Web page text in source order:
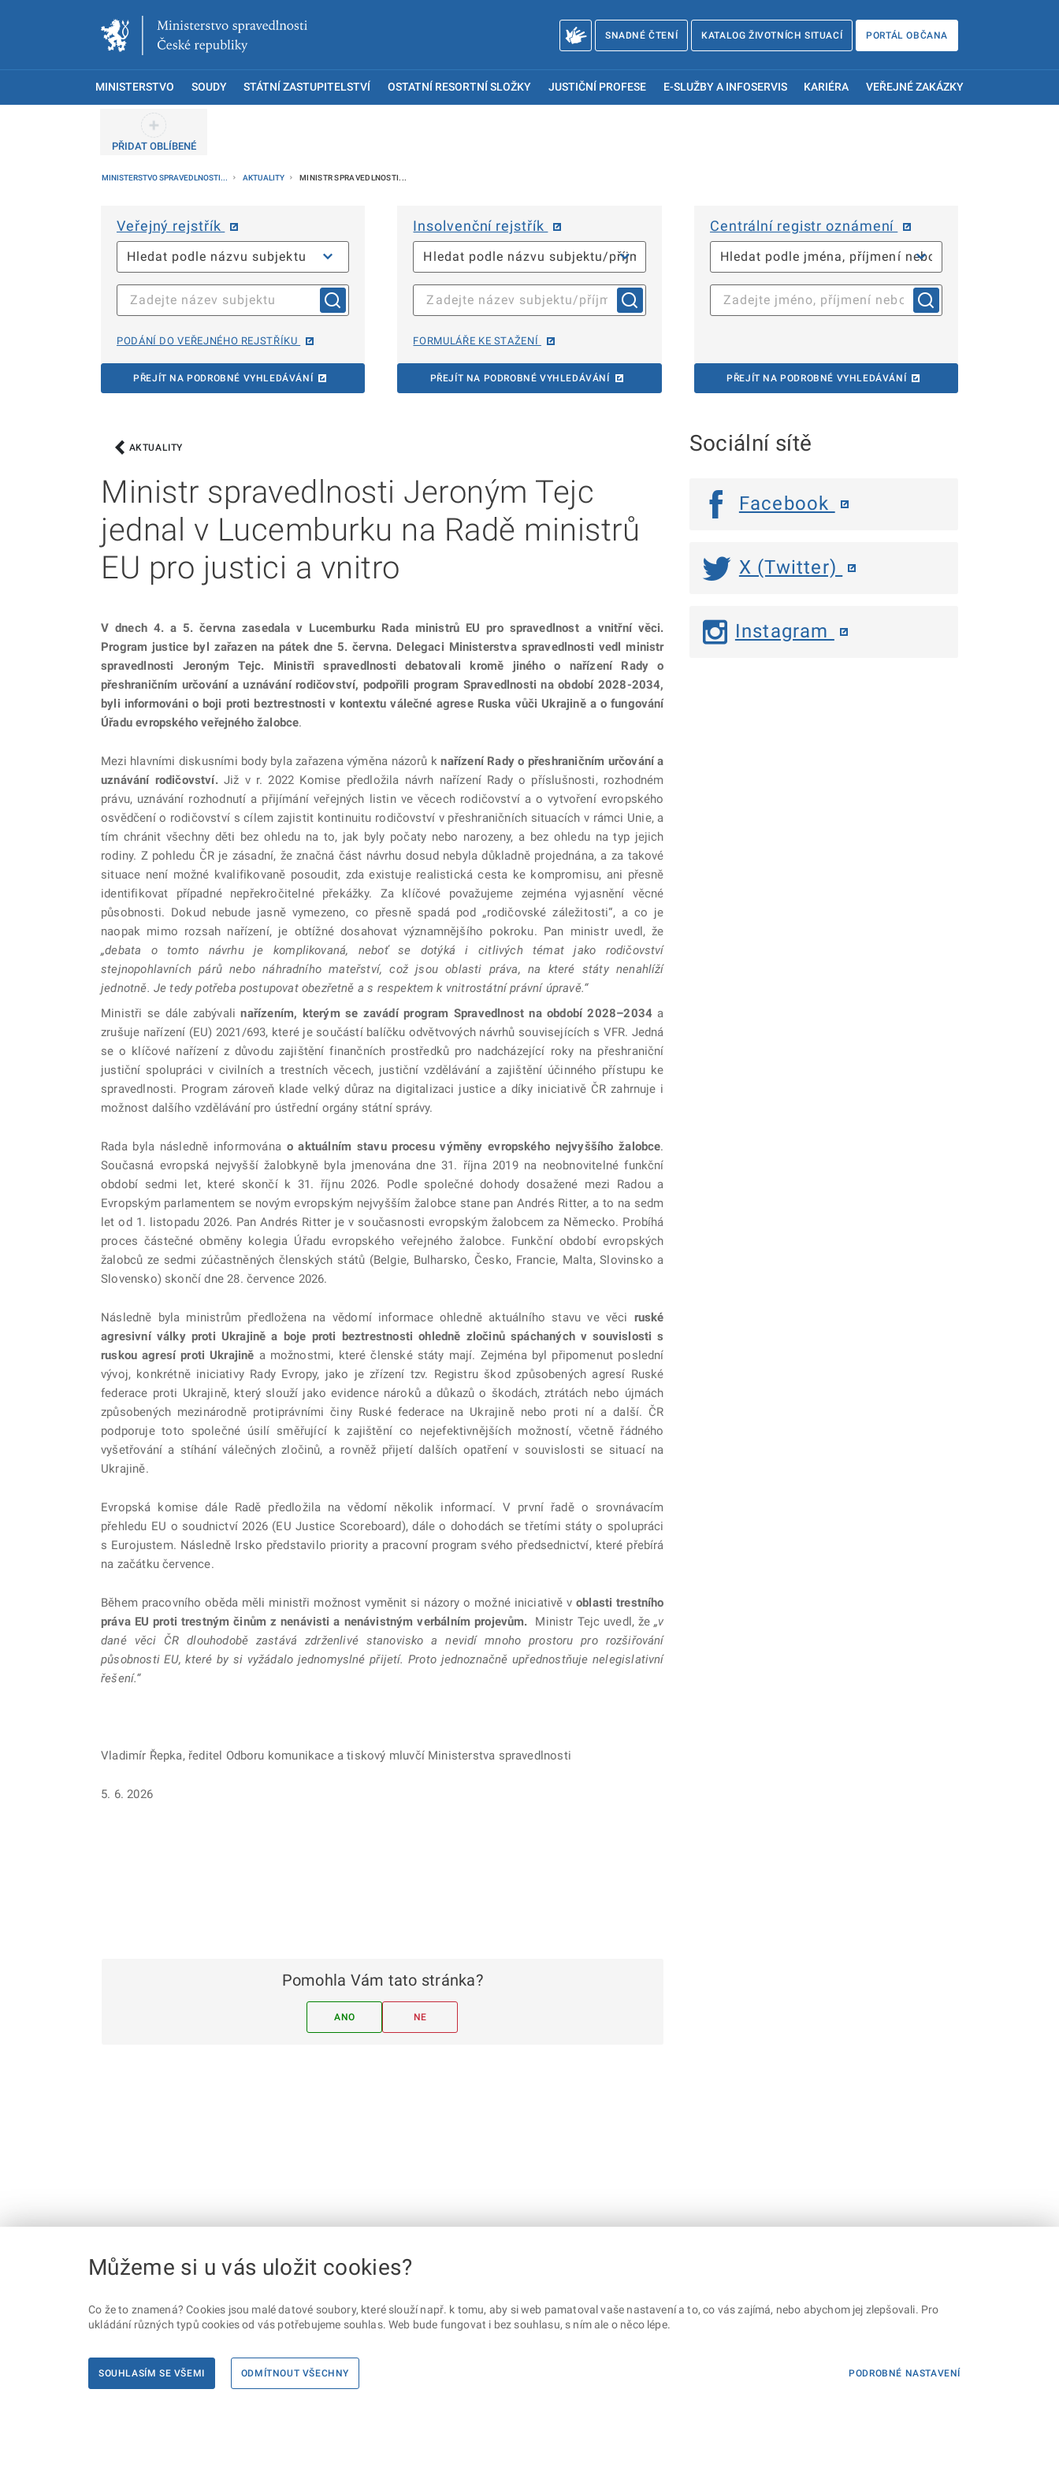
SNADNÉ ČTENÍ KATALOG ŽIVOTNÍCH SITUACÍ PORTÁL OBČANA
MINISTERSTVO SOUDY STÁTNÍ ZASTUPITELSTVÍ OSTATNÍ RESORTNÍ SLOŽKY JUSTIČNÍ PROFESE E-SLUŽBY A INFOSERVIS KARIÉRA VEŘEJNÉ ZAKÁZKY
PŘIDAT OBLÍBENÉ
MINISTERSTVO SPRAVEDLNOSTI... AKTUALITY MINISTR SPRAVEDLNOSTI...
Veřejný rejstřík
PODÁNÍ DO VEŘEJNÉHO REJSTŘÍKU
PŘEJÍT NA PODROBNÉ VYHLEDÁVÁNÍ
Insolvenční rejstřík
FORMULÁŘE KE STAŽENÍ
PŘEJÍT NA PODROBNÉ VYHLEDÁVÁNÍ
Centrální registr oznámení
PŘEJÍT NA PODROBNÉ VYHLEDÁVÁNÍ
AKTUALITY
Ministr spravedlnosti Jeroným Tejc
jednal v Lucemburku na Radě ministrů
EU pro justici a vnitro
V dnech 4. a 5. června zasedala v Lucemburku Rada ministrů EU pro spravedlnost a vnitřní věci.
Program justice byl zařazen na pátek dne 5. června. Delegaci Ministerstva spravedlnosti vedl ministr
spravedlnosti Jeroným Tejc.
Ministři spravedlnosti debatovali kromě jiného o nařízení Rady o
přeshraničním určování a uznávání rodičovství, podpořili program Spravedlnosti na období 2028-2034,
byli informováni o boji proti beztrestnosti v kontextu válečné agrese Ruska vůči Ukrajině a o fungování
Úřadu evropského veřejného žalobce.
Mezi hlavními diskusními body byla zařazena výměna názorů knařízení Rady o přeshraničním určování a
uznávání rodičovství. Již v r. 2022 Komise předložila návrh nařízení Rady o příslušnosti, rozhodném
právu, uznávání rozhodnutí a přijímání veřejných listin ve věcech rodičovství a o vytvoření evropského
osvědčení o rodičovství s cílem zajistit kontinuitu rodičovství v přeshraničních situacích v rámci Unie, a
tím chránit všechny děti bez ohledu na to, jak byly počaty nebo narozeny, a bez ohledu na typ jejich
rodiny. Z pohledu ČR je zásadní, že značná část návrhu dosud nebyla důkladně projednána, a za takové
situace není možné kvalifikovaně posoudit, zda existuje realistická cesta ke kompromisu, ani přesně
identifikovat případné nepřekročitelné překážky. Za klíčové považujeme zejména vyjasnění věcné
působnosti. Dokud nebude jasně vymezeno, co přesně spadá pod „rodičovské záležitosti“, a co je
naopak mimo rozsah nařízení, je obtížné dosahovat významnějšího pokroku. Pan ministr uvedl, že
„debata o tomto návrhu je komplikovaná, neboť se dotýká i citlivých témat jako rodičovství
stejnopohlavních párů nebo náhradního mateřství, což jsou oblasti práva, na které státy nenahlíží
jednotně. Je tedy potřeba postupovat obezřetně a s respektem k vnitrostátní právní úpravě.“
Ministři se dále zabývalinařízením, kterým se zavádí program Spravedlnost na období 2028–2034 a
zrušuje nařízení (EU) 2021/693, které je součástí balíčku odvětvových návrhů souvisejících s VFR. Jedná
se o klíčové nařízení z důvodu zajištění finančních prostředků pro nadcházející roky na přeshraniční
justiční spolupráci v civilních a trestních věcech, justiční vzdělávání a zajištění účinného přístupu ke
spravedlnosti. Program zároveň klade velký důraz na digitalizaci justice a díky iniciativě ČR zahrnuje i
možnost dalšího vzdělávání pro ústřední orgány státní správy.
Rada byla následně informována o aktuálním stavu procesu výměny evropského nejvyššího žalobce.
Současná evropská nejvyšší žalobkyně byla jmenována dne 31. října 2019 na neobnovitelné funkční
období sedmi let, které skončí k 31. říjnu 2026. Podle společné dohody dosažené mezi Radou a
Evropským parlamentem se novým evropským nejvyšším žalobce stane pan Andrés Ritter, a to na sedm
let od 1. listopadu 2026. Pan Andrés Ritter je v současnosti evropským žalobcem za Německo. Probíhá
proces částečné obměny kolegia Úřadu evropského veřejného žalobce. Funkční období evropských
žalobců ze sedmi zúčastněných členských států (Belgie, Bulharsko, Česko, Francie, Malta, Slovinsko a
Slovensko) skončí dne 28. července 2026.
Následně byla ministrům předložena na vědomí informace ohledně aktuálního stavu ve věci ruské
agresivní války proti Ukrajině a boje proti beztrestnosti ohledně zločinů spáchaných v souvislosti s
ruskou agresí proti Ukrajině a možnostmi, které členské státy mají. Zejména byl připomenut poslední
vývoj, konkrétně iniciativy Rady Evropy, jako je zřízení tzv. Registru škod způsobených agresí Ruské
federace proti Ukrajině, který slouží jako evidence nároků a důkazů o škodách, ztrátách nebo újmách
způsobených mezinárodně protiprávními činy Ruské federace na Ukrajině nebo proti ní a další. ČR
podporuje toto společné úsilí směřující k zajištění co nejefektivnějších možností, včetně řádného
vyšetřování a stíhání válečných zločinů, a rovněž přijetí dalších opatření v souvislosti se situací na
Ukrajině.
Evropská komise dále Radě předložila na vědomí několik informací. V první řadě o srovnávacím
přehledu EU o soudnictví 2026 (EU Justice Scoreboard), dále o dohodách se třetími státy o spolupráci
s Eurojustem. Následně Irsko představilo priority a pracovní program svého předsednictví, které přebírá
na začátku července.
Během pracovního oběda měli ministři možnost vyměnit si názory o možné iniciativě v oblasti trestního
práva EU proti trestným činům z nenávisti a nenávistným verbálním projevům. Ministr Tejc uvedl, že„v
dané věci ČR dlouhodobě zastává zdrženlivé stanovisko a nevidí mnoho prostoru pro rozšiřování
působnosti EU, které by si vyžádalo jednomyslné přijetí. Proto jednoznačně upřednostňuje nelegislativní
řešení.“
Vladimír Řepka, ředitel Odboru komunikace a tiskový mluvčí Ministerstva spravedlnosti
5. 6. 2026
Pomohla Vám tato stránka?
ANO NE
Sociální sítě
Facebook
X (Twitter)
Instagram
Můžeme si u vás uložit cookies?
Co že to znamená? Cookies jsou malé datové soubory, které slouží např. k tomu, aby si web pamatoval vaše nastavení a to, co vás zajímá, nebo abychom jej zlepšovali. Pro
ukládání různých typů cookies od vás potřebujeme souhlas. Web bude fungovat i bez souhlasu, s ním ale o něco lépe.
SOUHLASÍM SE VŠEMI ODMÍTNOUT VŠECHNY PODROBNÉ NASTAVENÍ